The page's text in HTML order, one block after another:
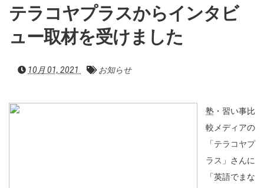
テラコヤプラスからインタビ
ュー取材を受けました
10月 01, 2021 お知らせ
塾・習い事比
較メディアの
「テラコヤプ
ラス 」さんに
「英語でまな